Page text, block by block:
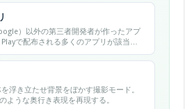
）以外の第三者開発者が作ったアプ
で配布される多くのアプリが該当す
浮き立たせ背景をぼかす撮影モード。
ような奥行き表現を再現する。